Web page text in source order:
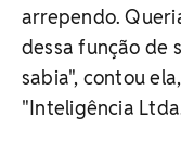
arrependo.
dessa função de
sabia", contou
"Inteligência